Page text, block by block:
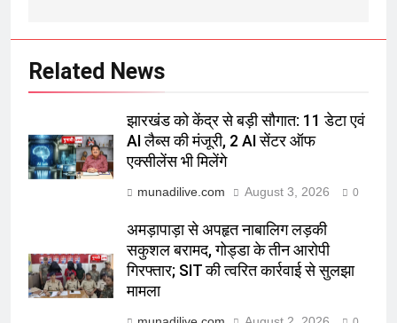
Related News
झारखंड को केंद्र से बड़ी सौगात: 11 डेटा एवं
AI लैब्स की मंजूरी, 2 AI सेंटर ऑफ
एक्सीलेंस भी मिलेंगे
munadilive.com August 3, 2026 0
अमड़ापाड़ा से अपहृत नाबालिग लड़की
सकुशल बरामद, गोड्डा के तीन आरोपी
गिरफ्तार; SIT की त्वरित कार्रवाई से सुलझा
मामला